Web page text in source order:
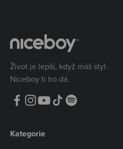
Život je lepší, když máš styl.
Niceboy ti ho dá.
Kategorie